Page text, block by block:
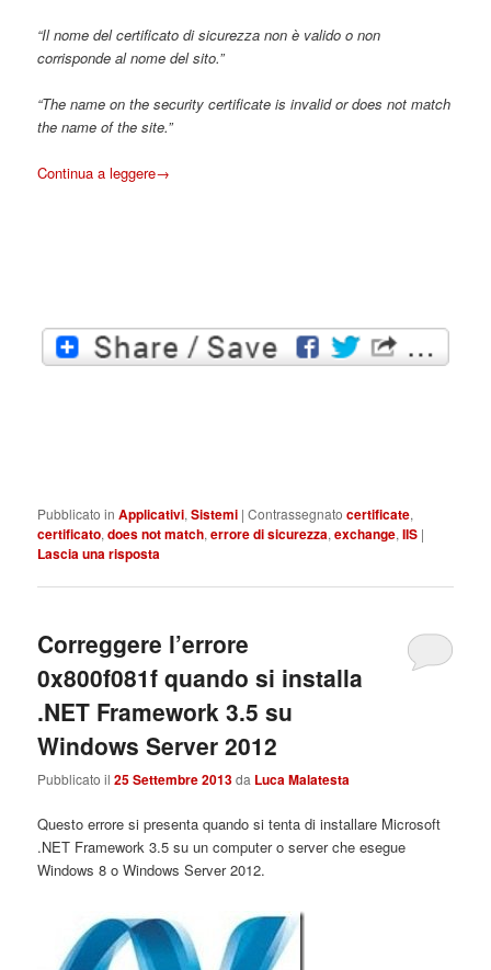
“Il nome del certificato di sicurezza non è valido o non
corrisponde al nome del sito.”
“The name on the security certificate is invalid or does not match
the name of the site.”
Continua a leggere→
Pubblicato in Applicativi,Sistemi |Contrassegnato certificate,
certificato,does not match,errore di sicurezza,exchange,IIS |
Lascia una risposta
Correggere l’errore
0x800f081f quando si installa
.NET Framework 3.5 su
Windows Server 2012
Pubblicato il25 Settembre 2013da Luca Malatesta
Questo errore si presenta quando si tenta di installare Microsoft
.NET Framework 3.5 su un computer o server che esegue
Windows 8 o Windows Server 2012.